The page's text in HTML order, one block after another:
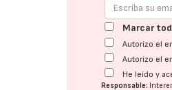
Marcar
Autorizo el
Autorizo el
He leído y
Responsable: